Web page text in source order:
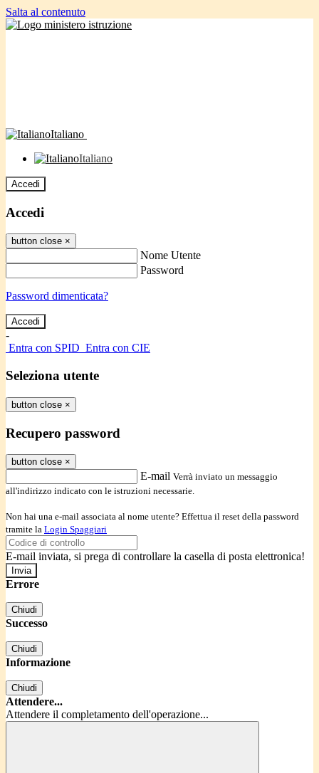
Salta al contenuto
Italiano
Italiano
Accedi
Accedi
button close ×
Nome Utente
Password
Password dimenticata?
-
Entra con SPID Entra con CIE
Seleziona utente
button close ×
Recupero password
button close ×
E-mail Verrà inviato un messaggio
all'indirizzo indicato con le istruzioni necessarie.
Non hai una e-mail associata al nome utente? Effettua il reset della password
tramite la Login Spaggiari
E-mail inviata, si prega di controllare la casella di posta elettronica!
Errore
Chiudi
Successo
Chiudi
Informazione
Chiudi
Attendere...
Attendere il completamento dell'operazione...